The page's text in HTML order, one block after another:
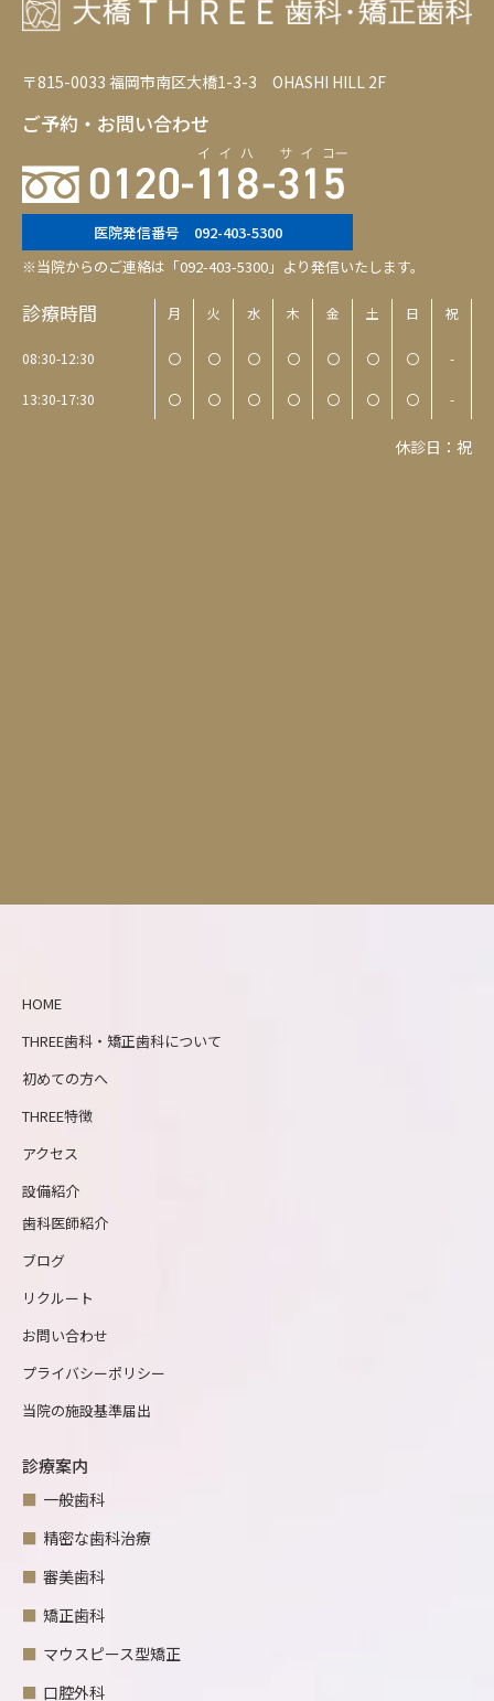
〒815-0033 福岡市南区大橋1-3-3 OHASHI HILL 2F
ご予約・お問い合わせ
医院発信番号 092-403-5300
※当院からのご連絡は「092-403-5300」より発信いたします。
診療時間 月 火 水 木 金 土 日 祝
08:30-12:30 〇 〇 〇 〇 〇 〇 〇 -
13:30-17:30 〇 〇 〇 〇 〇 〇 〇 -
休診日：祝
HOME
THREE歯科・矯正歯科について
初めての方へ
THREE特徴
アクセス
設備紹介
歯科医師紹介
ブログ
リクルート
お問い合わせ
プライバシーポリシー
当院の施設基準届出
診療案内
一般歯科
精密な歯科治療
審美歯科
矯正歯科
マウスピース型矯正
口腔外科